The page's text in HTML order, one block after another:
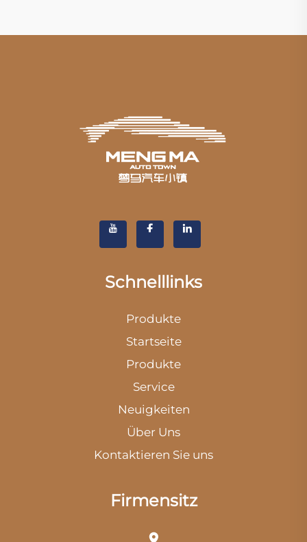
Schnelllinks
Produkte
Startseite
Produkte
Service
Neuigkeiten
Über Uns
Kontaktieren Sie uns
Firmensitz